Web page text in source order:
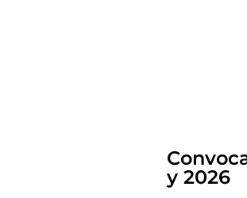
y 2026